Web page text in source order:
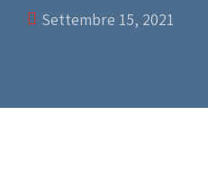
Settembre 15, 2021